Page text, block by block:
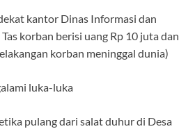
kantor Dinas Informasi dan
korban berisi uang Rp 10 juta dan
korban meninggal dunia)
luka-luka
pulang dari salat duhur di Desa